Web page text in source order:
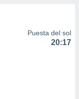
Puesta del sol
20:17